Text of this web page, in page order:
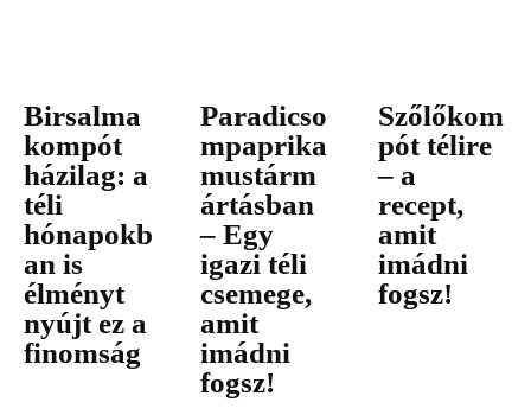
Birsalma
kompót
házilag: a
téli
hónapokb
an is
élményt
nyújt ez a
finomság
Paradicso
mpaprika
mustárm
ártásban
– Egy
igazi téli
csemege,
amit
imádni
fogsz!
Szőlőkom
pót télire
– a
recept,
amit
imádni
fogsz!